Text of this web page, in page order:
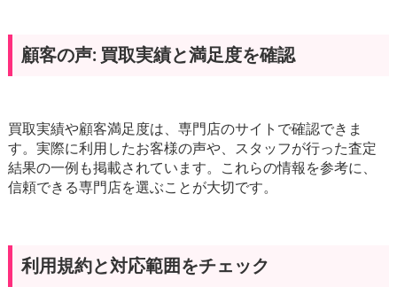
顧客の声: 買取実績と満足度を確認
買取実績や顧客満足度は、専門店のサイトで確認できま
す。実際に利用したお客様の声や、スタッフが行った査定
結果の一例も掲載されています。これらの情報を参考に、
信頼できる専門店を選ぶことが大切です。
利用規約と対応範囲をチェック